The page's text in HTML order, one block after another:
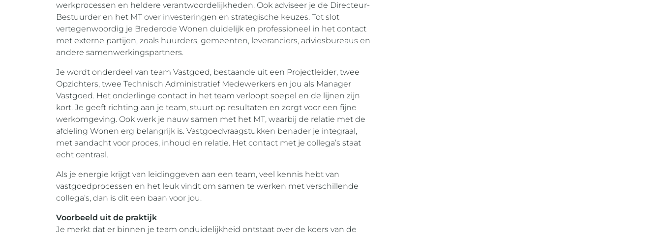
werkprocessen en heldere verantwoordelijkheden. Ook adviseer je de Directeur-
Bestuurder en het MT over investeringen en strategische keuzes. Tot slot
vertegenwoordig je Brederode Wonen duidelijk en professioneel in het contact
met externe partijen, zoals huurders, gemeenten, leveranciers, adviesbureaus en
andere samenwerkingspartners.
Je wordt onderdeel van team Vastgoed, bestaande uit een Projectleider, twee
Opzichters, twee Technisch Administratief Medewerkers en jou als Manager
Vastgoed. Het onderlinge contact in het team verloopt soepel en de lijnen zijn
kort. Je geeft richting aan je team, stuurt op resultaten en zorgt voor een fijne
werkomgeving. Ook werk je nauw samen met het MT, waarbij de relatie met de
afdeling Wonen erg belangrijk is. Vastgoedvraagstukken benader je integraal,
met aandacht voor proces, inhoud en relatie. Het contact met je collega’s staat
echt centraal.
Als je energie krijgt van leidinggeven aan een team, veel kennis hebt van
vastgoedprocessen en het leuk vindt om samen te werken met verschillende
collega’s, dan is dit een baan voor jou.
Voorbeeld uit de praktijk
Je merkt dat er binnen je team onduidelijkheid ontstaat over de koers van de